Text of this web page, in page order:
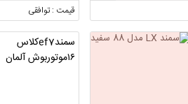
قیمت : توافقی
سمندef7کلاس
۱۶موتوربوش آلمان